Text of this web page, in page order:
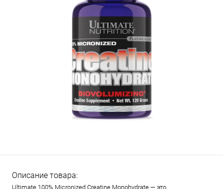
Описание товара:
Ultimate 100% Micronized Creatine Monohydrate — это